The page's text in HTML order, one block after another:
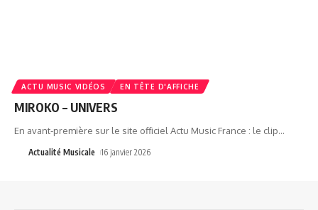
ACTU MUSIC VIDÉOS EN TÊTE D'AFFICHE
MIROKO – UNIVERS
En avant-première sur le site officiel Actu Music France : le clip…
Actualité Musicale 16 janvier 2026